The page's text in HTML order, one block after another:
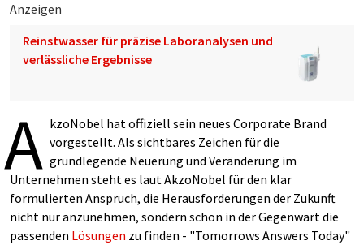
Anzeigen
Reinstwasser für präzise Laboranalysen und
verlässliche Ergebnisse
A kzoNobel hat offiziell sein neues Corporate Brand
vorgestellt. Als sichtbares Zeichen für die
grundlegende Neuerung und Veränderung im
Unternehmen steht es laut AkzoNobel für den klar
formulierten Anspruch, die Herausforderungen der Zukunft
nicht nur anzunehmen, sondern schon in der Gegenwart die
passenden Lösungen zu finden - "Tomorrows Answers Today"